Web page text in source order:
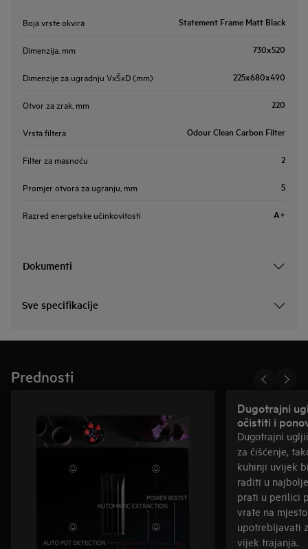
Boja vrste okvira Statement Frame Matt Black
Dimenzija, mm 730x520
Dimenzije za ugradnju VxŠxD (mm) 225x680x490
Otvor za zrak, mm 220
Vrsta filtera Odour Clean Carbon Filter
Filter za masnoću 2
Promjer otvora za ugranju, mm 5
Razred energetske učinkovitosti A+
Dokumenti
Sve specifikacije
Prednosti
Dugotrajni
očistiti i
Dugotrajni
za čišćenje,
kuhinji uvijek
raditi u
prati u perilici
vrate na
upotrebljavati
vijek trajanja.